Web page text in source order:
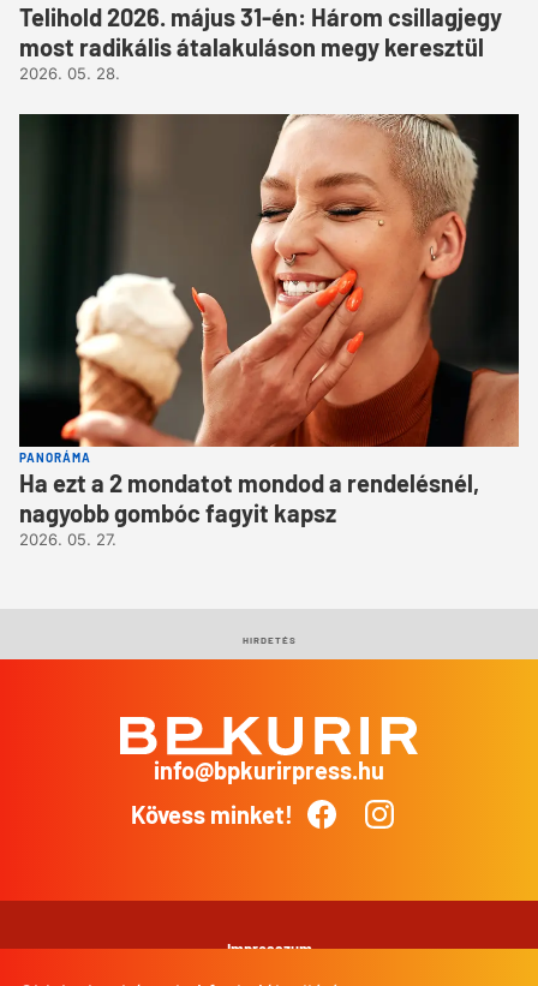
Telihold 2026. május 31-én: Három csillagjegy
most radikális átalakuláson megy keresztül
2026. 05. 28.
PANORÁMA
Ha ezt a 2 mondatot mondod a rendelésnél,
nagyobb gombóc fagyit kapsz
2026. 05. 27.
HIRDETÉS
info@bpkurirpress.hu
Kövess minket!
Impresszum